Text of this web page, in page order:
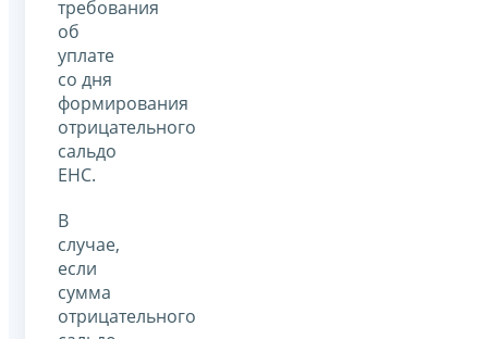
требования
об
уплате
со дня
формирования
отрицательного
сальдо
ЕНС.
В
случае,
если
сумма
отрицательного